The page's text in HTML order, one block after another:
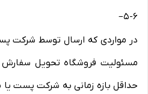
۵-۶–
در مواردی که ارسال توسط شرکت
مسئولیت فروشگاه تحویل
حداقل بازه زمانی به شرکت پست یا